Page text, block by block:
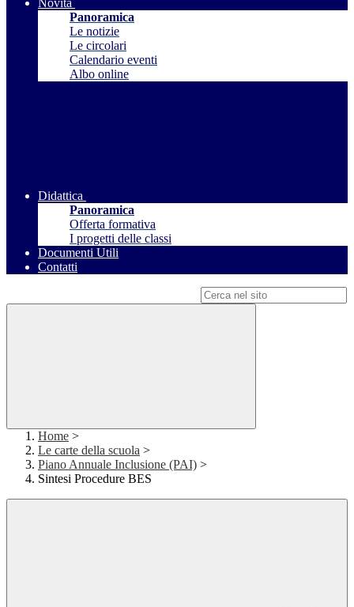
Novità
Panoramica
Le notizie
Le circolari
Calendario eventi
Albo online
Didattica
Panoramica
Offerta formativa
I progetti delle classi
Documenti Utili
Contatti
Home >
Le carte della scuola >
Piano Annuale Inclusione (PAI) >
Sintesi Procedure BES